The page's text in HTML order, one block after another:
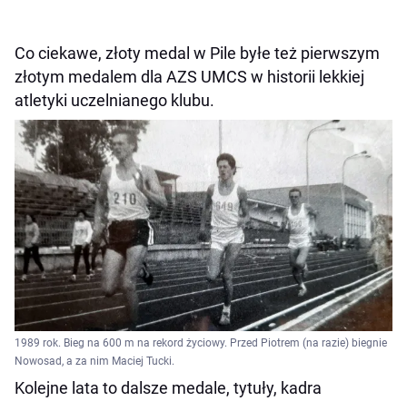
Co ciekawe, złoty medal w Pile byłe też pierwszym
złotym medalem dla AZS UMCS w historii lekkiej
atletyki uczelnianego klubu.
1989 rok. Bieg na 600 m na rekord życiowy. Przed Piotrem (na razie) biegnie
Nowosad, a za nim Maciej Tucki.
Kolejne lata to dalsze medale, tytuły, kadra